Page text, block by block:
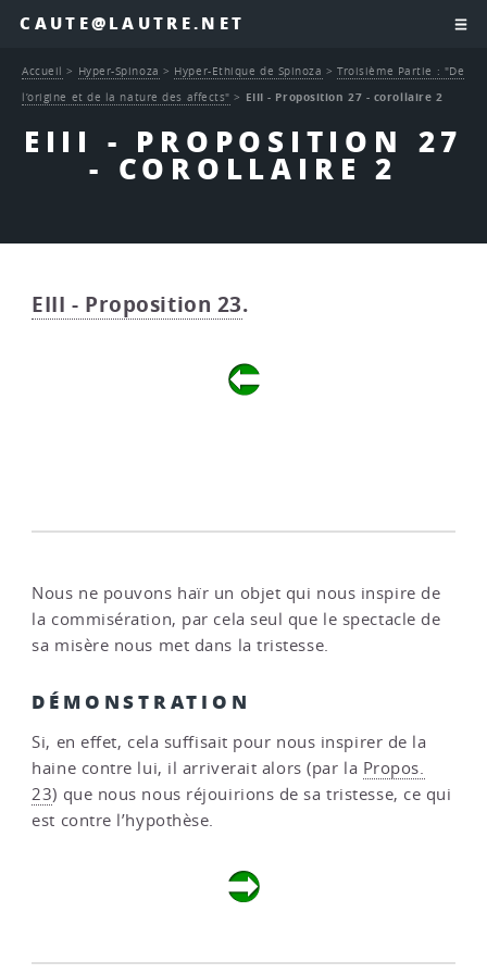
CAUTE@LAUTRE.NET
EIII - PROPOSITION 27
- COROLLAIRE 2
Accueil > Hyper-Spinoza > Hyper-Ethique de Spinoza >Troisième Partie : "De
l’origine et de la nature des affects" > EIII - Proposition 27 - corollaire 2
EIII - Proposition 23.
Nous ne pouvons haïr un objet qui nous inspire de
la commisération, par cela seul que le spectacle de
sa misère nous met dans la tristesse.
DÉMONSTRATION
Si, en effet, cela suffisait pour nous inspirer de la
haine contre lui, il arriverait alors (par la Propos.
23) que nous nous réjouirions de sa tristesse, ce qui
est contre l’hypothèse.